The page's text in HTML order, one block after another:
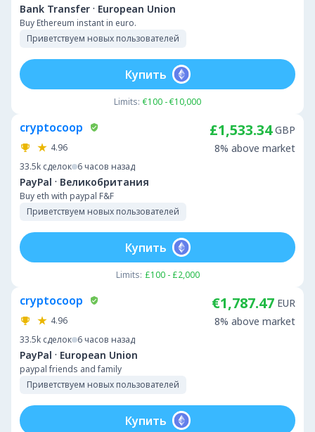
Bank Transfer · European Union
Buy Ethereum instant in euro.
Приветствуем новых пользователей
Limits: €100 - €10,000
Купить
cryptocoop
4.96
33.5k сделок 6 часов назад
PayPal · Великобритания
Buy eth with paypal F&F
Приветствуем новых пользователей
£1,533.34 GBP
8% above market
Limits: £100 - £2,000
Купить
cryptocoop
4.96
33.5k сделок 6 часов назад
PayPal · European Union
paypal friends and family
Приветствуем новых пользователей
€1,787.47 EUR
8% above market
Купить